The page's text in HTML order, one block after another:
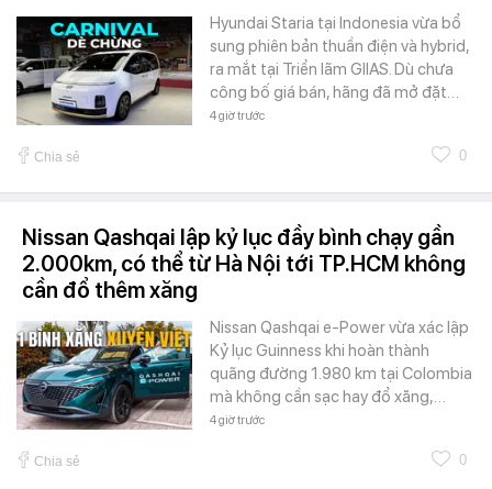
Hyundai Staria tại Indonesia vừa bổ
sung phiên bản thuần điện và hybrid,
ra mắt tại Triển lãm GIIAS. Dù chưa
công bố giá bán, hãng đã mở đặt…
4 giờ trước
Chia sẻ 0
Nissan Qashqai lập kỷ lục đầy bình chạy gần
2.000km, có thể từ Hà Nội tới TP.HCM không
cần đổ thêm xăng
Nissan Qashqai e-Power vừa xác lập
Kỷ lục Guinness khi hoàn thành
quãng đường 1.980 km tại Colombia
mà không cần sạc hay đổ xăng,…
4 giờ trước
Chia sẻ 0